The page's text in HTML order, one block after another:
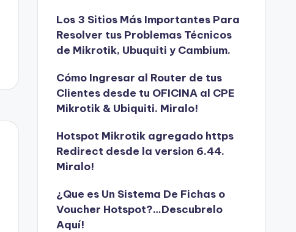
Los 3 Sitios Más Importantes Para
Resolver tus Problemas Técnicos
de Mikrotik, Ubuquiti y Cambium.
Cómo Ingresar al Router de tus
Clientes desde tu OFICINA al CPE
Mikrotik & Ubiquiti. Miralo!
Hotspot Mikrotik agregado https
Redirect desde la version 6.44.
Miralo!
¿Que es Un Sistema De Fichas o
Voucher Hotspot?…Descubrelo
Aquí!